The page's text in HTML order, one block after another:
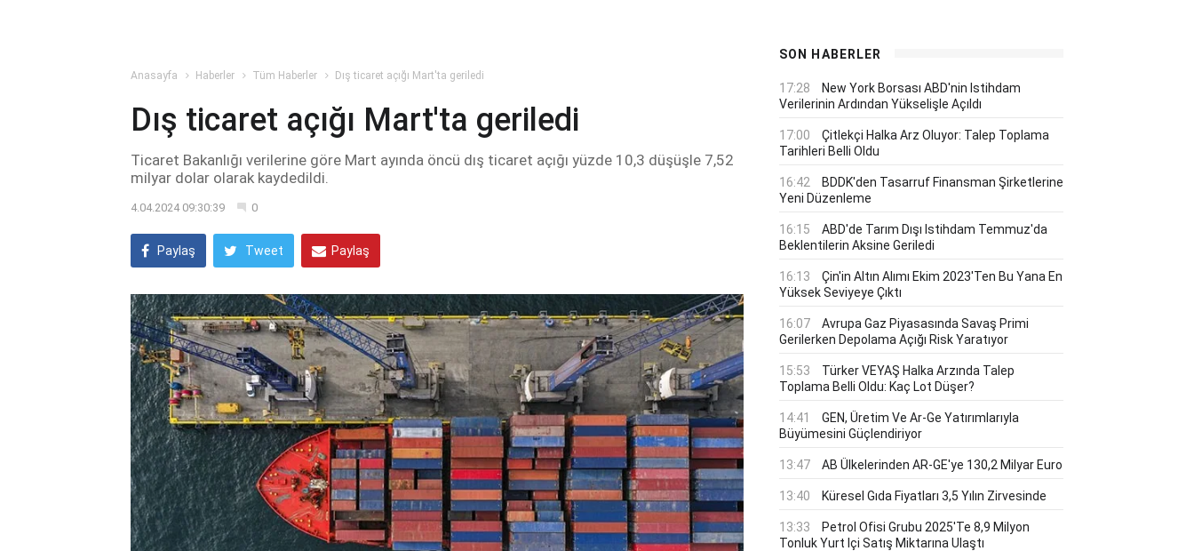
Anasayfa Haberler Tüm Haberler Dış ticaret açığı Mart'ta geriledi
Dış ticaret açığı Mart'ta geriledi
Ticaret Bakanlığı verilerine göre Mart ayında öncü dış ticaret açığı yüzde 10,3 düşüşle 7,52
milyar dolar olarak kaydedildi.
4.04.2024 09:30:39 0
Paylaş Tweet Paylaş
SON HABERLER
17:28
New York Borsası ABD'nin Istihdam
Verilerinin Ardından Yükselişle Açıldı
17:00
Çitlekçi Halka Arz Oluyor: Talep Toplama
Tarihleri Belli Oldu
16:42
BDDK'den Tasarruf Finansman Şirketlerine
Yeni Düzenleme
16:15
ABD'de Tarım Dışı Istihdam Temmuz'da
Beklentilerin Aksine Geriledi
16:13
Çin'in Altın Alımı Ekim 2023'ten Bu Yana En
Yüksek Seviyeye Çıktı
16:07
Avrupa Gaz Piyasasında Savaş Primi
Gerilerken Depolama Açığı Risk Yaratıyor
15:53
Türker VEYAŞ Halka Arzında Talep
Toplama Belli Oldu: Kaç Lot Düşer?
14:41
GEN, Üretim Ve Ar-Ge Yatırımlarıyla
Büyümesini Güçlendiriyor
13:47 AB Ülkelerinden AR-GE'ye 130,2 Milyar Euro
13:40 Küresel Gıda Fiyatları 3,5 Yılın Zirvesinde
13:33
Petrol Ofisi Grubu 2025'te 8,9 Milyon
Tonluk Yurt Içi Satış Miktarına Ulaştı